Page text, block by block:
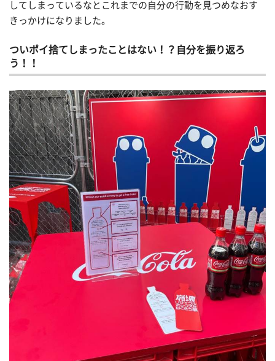
してしまっているなとこれまでの自分の行動を見つめなおす
きっかけになりました。
ついポイ捨てしまったことはない！？自分を振り返ろ
う！！